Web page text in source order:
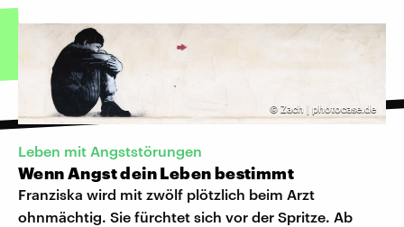
© Zach | photocase.de
Leben mit Angststörungen
Wenn Angst dein Leben bestimmt
Franziska wird mit zwölf plötzlich beim Arzt
ohnmächtig. Sie fürchtet sich vor der Spritze. Ab